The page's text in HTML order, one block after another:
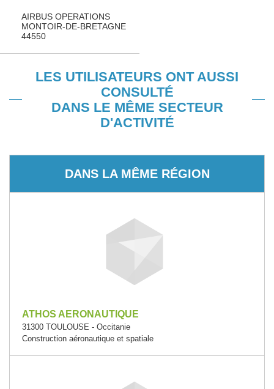
AIRBUS OPERATIONS
MONTOIR-DE-BRETAGNE
44550
LES UTILISATEURS ONT AUSSI
CONSULTÉ
DANS LE MÊME SECTEUR
D'ACTIVITÉ
DANS LA MÊME RÉGION
ATHOS AERONAUTIQUE
31300 TOULOUSE - Occitanie
Construction aéronautique et spatiale